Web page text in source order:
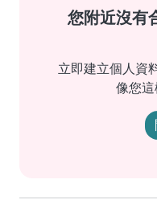
您附近沒有
立即建立個人資
像您這